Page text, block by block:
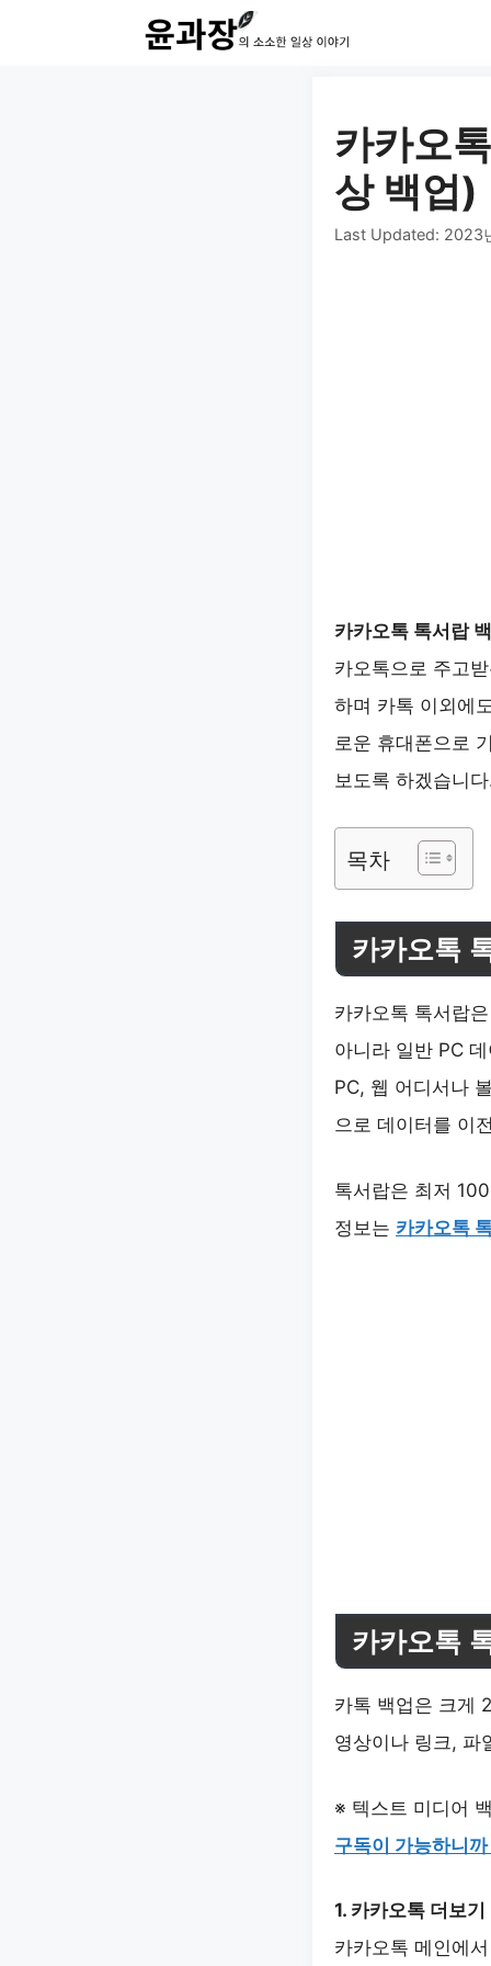
카카오
상 백업)
Last Updated: 2023
카카오톡 톡서랍
카오톡으로 주고
하며 카톡 이외에
로운 휴대폰으로
보도록 하겠습니
목차
카카오톡
카카오톡 톡서랍
아니라 일반 PC
PC, 웹 어디서나
으로 데이터를 이
톡서랍은 최저
정보는 카카오톡
카카오톡
카톡 백업은 크게
영상이나 링크, 파
※ 텍스트 미디어
구독이 가능하니
1. 카카오톡 더보
카카오톡 메인에